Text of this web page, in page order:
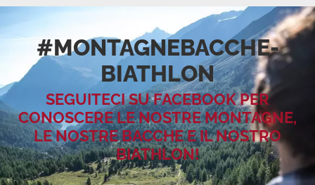
#MONTAGNEBACCHE­
BIATHLON
SEGUITECI SU FACEBOOK PER
CONOSCERE LE NOSTRE MONTAGNE,
LE NOSTRE BACCHE E IL NOSTRO
BIATHLON!